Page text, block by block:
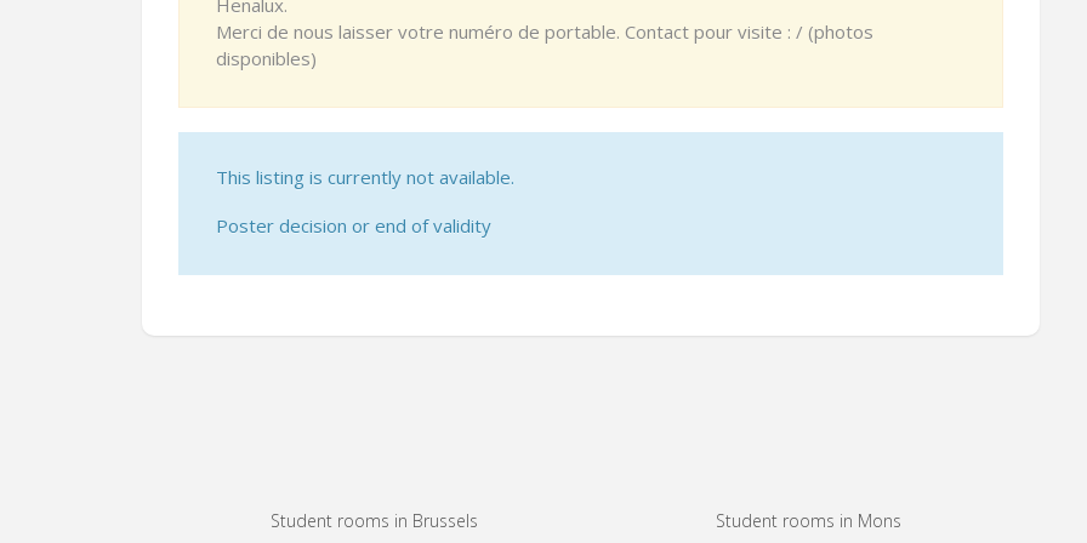
Henalux.
Merci de nous laisser votre numéro de portable. Contact pour visite : / (photos
disponibles)
This listing is currently not available.
Poster decision or end of validity
Student rooms in Brussels
Student rooms in Mons